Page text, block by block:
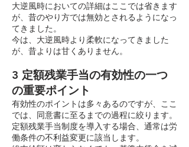
大逆風時においての詳細はここでは省きます
が、昔のやり方では無効とされるようになっ
てきました。
今は、大逆風時より柔軟になってきました
が、昔よりは甘くありません。
3 定額残業手当の有効性の一つ
の重要ポイント
有効性のポイントは多々あるのですが、ここ
では、同意書に至るまでの過程に絞ります。
定額残業手当制度を導入する場合、通常は労
働条件の不利益変更に該当します。